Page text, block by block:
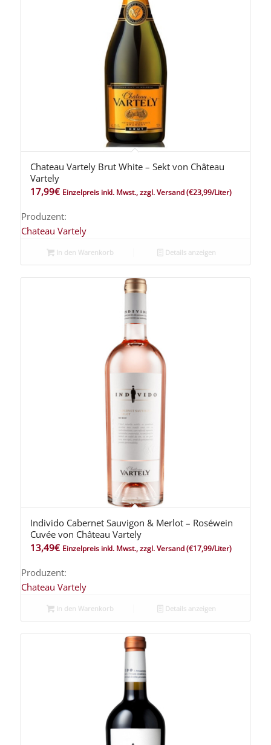
5.00
Chateau Vartely Brut White – Sekt von Château
Vartely
17,99€ Einzelpreis inkl. Mwst., zzgl. Versand(€23,99/Liter)
Produzent:
Chateau Vartely
In den Warenkorb Details anzeigen
Individo Cabernet Sauvigon & Merlot – Roséwein
Cuvée von Château Vartely
13,49€ Einzelpreis inkl. Mwst., zzgl. Versand(€17,99/Liter)
Produzent:
Chateau Vartely
In den Warenkorb Details anzeigen